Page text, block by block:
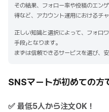
その結果、フォロー率や投稿のエン
得など、アカウント運用におけるチ
正しい知識と選択によって、フォロワ
手段」となります。
まずは信頼できるサービスを選び、
SNSマートが初めての方
✅ 最低5人から注文OK！